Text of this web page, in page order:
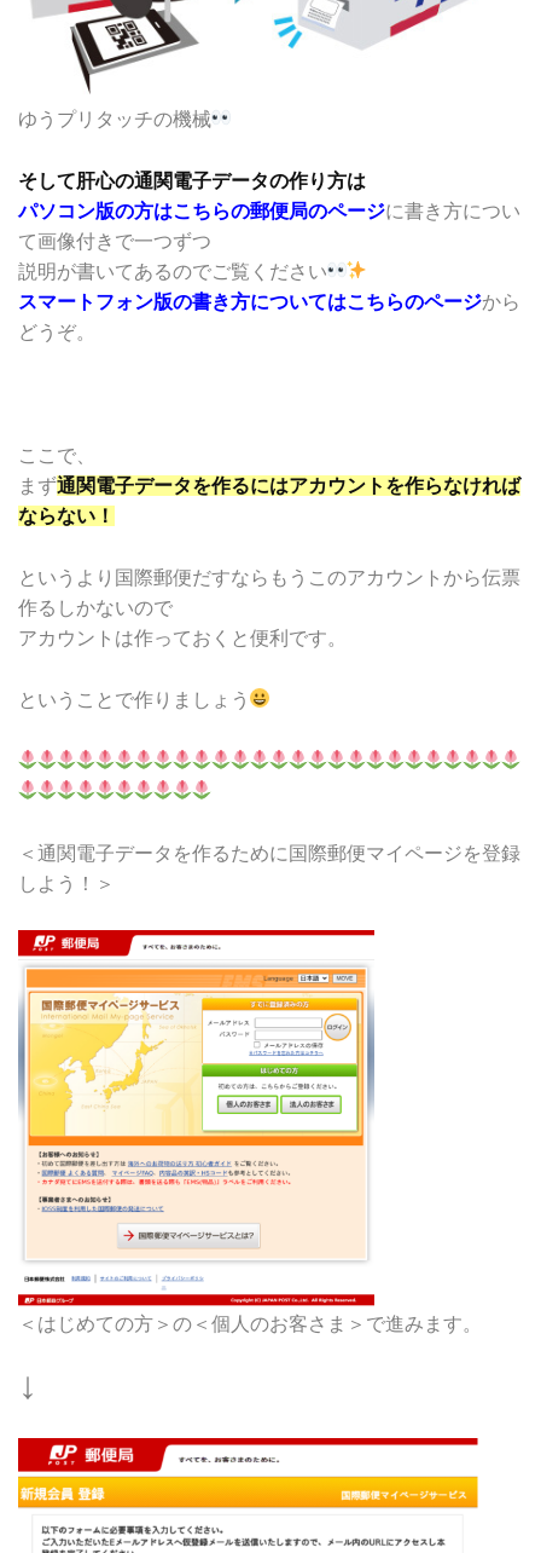
ゆうプリタッチの機械
そして肝心の通関電子データの作り方は
パソコン版の方はこちらの郵便局のページに書き方につい
て画像付きで一つずつ
説明が書いてあるのでご覧ください
スマートフォン版の書き方についてはこちらのページから
どうぞ。
ここで、
まず通関電子データを作るにはアカウントを作らなければ
ならない！
というより国際郵便だすならもうこのアカウントから伝票
作るしかないので
アカウントは作っておくと便利です。
ということで作りましょう
＜通関電子データを作るために国際郵便マイページを登録
しよう！＞
＜はじめての方＞の＜個人のお客さま＞で進みます。
↓